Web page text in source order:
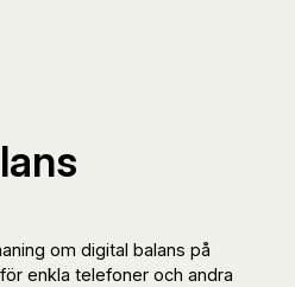
om digital balans på
för enkla telefoner och andra